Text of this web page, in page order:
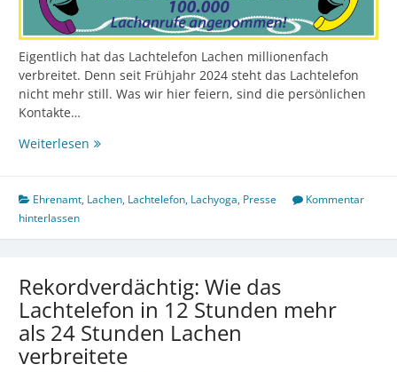
Eigentlich hat das Lachtelefon Lachen millionenfach
verbreitet. Denn seit Frühjahr 2024 steht das Lachtelefon
nicht mehr still. Was wir hier feiern, sind die persönlichen
Kontakte…
Weiterlesen 100.000
Ehrenamt, Lachen, Lachtelefon, Lachyoga, Presse
Kommentar
hinterlassen
Rekordverdächtig: Wie das
Lachtelefon in 12 Stunden mehr
als 24 Stunden Lachen
verbreitete